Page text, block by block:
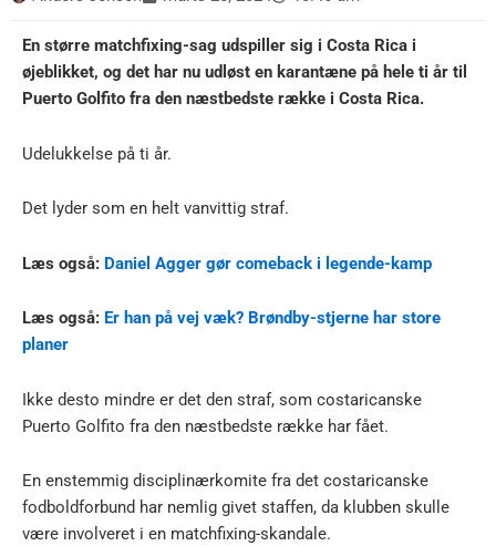
En større matchfixing-sag udspiller sig i Costa Rica i
øjeblikket, og det har nu udløst en karantæne på hele ti år til
Puerto Golfito fra den næstbedste række i Costa Rica.
Udelukkelse på ti år.
Det lyder som en helt vanvittig straf.
Læs også: Daniel Agger gør comeback i legende-kamp
Læs også: Er han på vej væk? Brøndby-stjerne har store
planer
Ikke desto mindre er det den straf, som costaricanske
Puerto Golfito fra den næstbedste række har fået.
En enstemmig disciplinærkomite fra det costaricanske
fodboldforbund har nemlig givet staffen, da klubben skulle
være involveret i en matchfixing-skandale.